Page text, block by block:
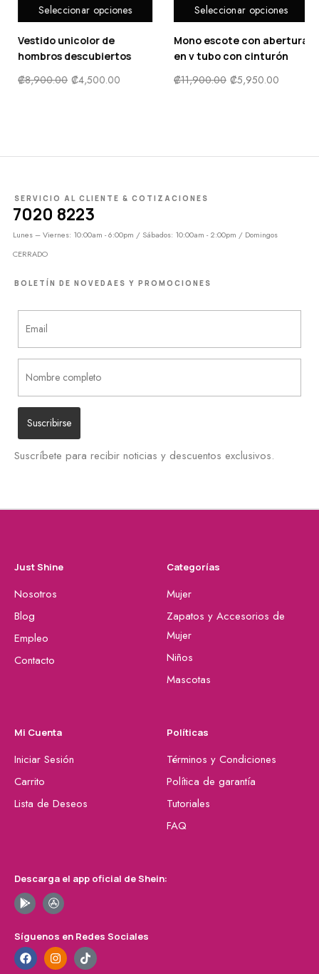
Seleccionar opciones
Mono escote con abertura
en v tubo con cinturón
₡11,900.00 ₡5,950.00
Seleccionar opciones
Faldas de Satén Con
Cordón Fruncida
₡8,800.00 ₡4,500.00
SERVICIO AL CLIENTE & COTIZACIONES
7020 8223
Lunes – Viernes: 10:00am - 6:00pm / Sábados: 10:00am - 2:00pm / Domingos
CERRADO
BOLETÍN DE NOVEDAES Y PROMOCIONES
Suscríbete para recibir noticias y descuentos exclusivos.
Just Shine
Nosotros
Blog
Empleo
Contacto
Categorías
Mujer
Zapatos y Accesorios de
Mujer
Niños
Mascotas
Mi Cuenta
Iniciar Sesión
Carrito
Lista de Deseos
Políticas
Términos y Condiciones
Política de garantía
Tutoriales
FAQ
Descarga el app oficial de Shein:
Síguenos en Redes Sociales